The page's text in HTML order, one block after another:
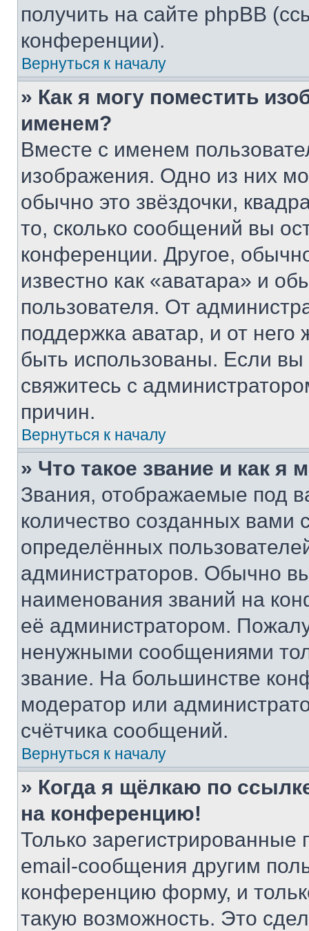
получить на сайте phpBB
конференции).
Вернуться к началу
» Как я могу поместить
именем?
Вместе с именем
изображения. Одно из них
обычно это звёздочки,
то, сколько сообщений вы
конференции. Другое,
известно как «аватара» и
пользователя. От
поддержка аватар, и от него
быть использованы. Если
свяжитесь с
причин.
Вернуться к началу
» Что такое звание и как я
Звания, отображаемые под
количество созданных
определённых
администраторов. Обычно
наименования званий на
её администратором.
ненужными сообщениями
звание. На большинстве
модератор или
счётчика сообщений.
Вернуться к началу
» Когда я щёлкаю по
на конференцию!
Только зарегистрированные
email-сообщения другим
конференцию форму, и
такую возможность. Это